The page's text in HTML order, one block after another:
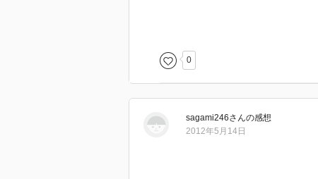
0
sagami246さんの感想
2012年5月14日